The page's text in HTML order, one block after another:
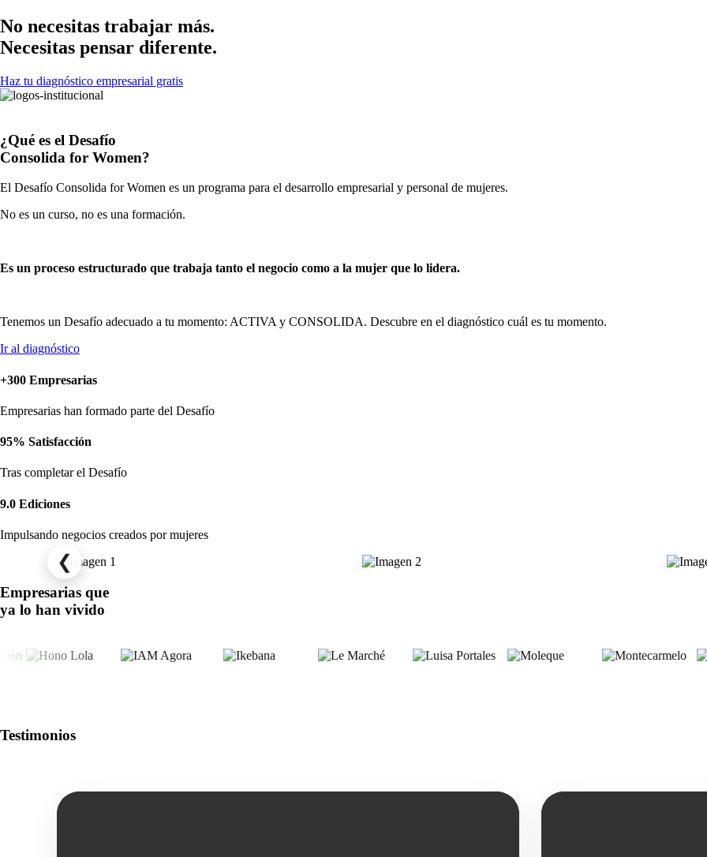
No necesitas trabajar más.
Necesitas pensar diferente.
Haz tu diagnóstico empresarial gratis
¿Qué es el Desafío
Consolida for Women?
El Desafío Consolida for Women es un programa para el desarrollo empresarial y personal de mujeres.
No es un curso, no es una formación.
Es un proceso estructurado que trabaja tanto el negocio como a la mujer que lo lidera.
Tenemos un Desafío adecuado a tu momento: ACTIVA y CONSOLIDA. Descubre en el diagnóstico cuál es tu momento.
Ir al diagnóstico
+300 Empresarias
Empresarias han formado parte del Desafío
95% Satisfacción
Tras completar el Desafío
9.0 Ediciones
Impulsando negocios creados por mujeres
❮
Empresarias que
ya lo han vivido
Testimonios